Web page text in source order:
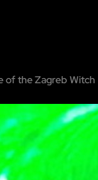
of the Zagreb Witch